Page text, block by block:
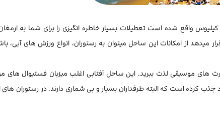
واقع شده است تعطیلات بسیار خاطره انگیزی را برای شما به
میدهد از امکانات این ساحل میتوان به رستوران، انواع ورزش های آبی،
های موسیقی لذت ببرید. این ساحل آفتابی اغلب میزبان فستیوال های
کرده است که البته طرفداران بسیار و بی شماری دارند. در رستوران های